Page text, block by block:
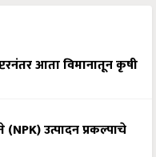
आता विमानातून कृषी
(NPK) उत्पादन प्रकल्पाचे